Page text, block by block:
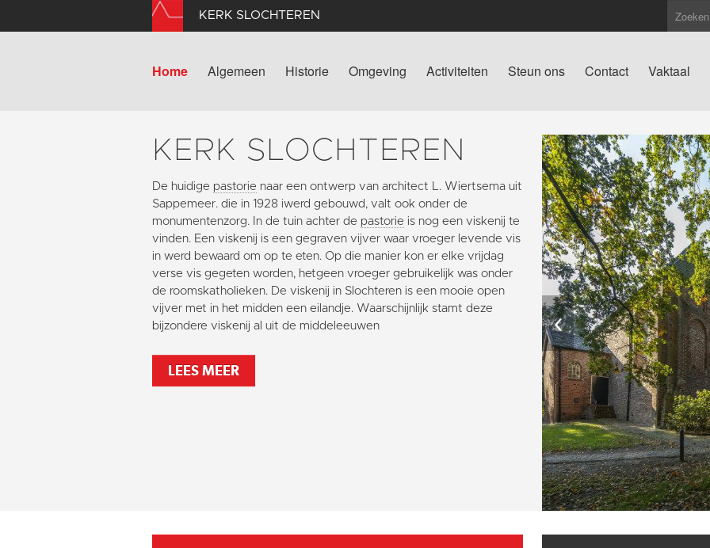
KERK SLOCHTEREN
Home Algemeen Historie Omgeving Activiteiten Steun ons Contact Vaktaal
KERK SLOCHTEREN
De huidige pastorie naar een ontwerp van architect L. Wiertsema uit
Sappemeer. die in 1928 iwerd gebouwd, valt ook onder de
monumentenzorg. In de tuin achter de pastorie is nog een viskenij te
vinden. Een viskenij is een gegraven vijver waar vroeger levende vis
in werd bewaard om op te eten. Op die manier kon er elke vrijdag
verse vis gegeten worden, hetgeen vroeger gebruikelijk was onder
de roomskatholieken. De viskenij in Slochteren is een mooie open
vijver met in het midden een eilandje. Waarschijnlijk stamt deze
bijzondere viskenij al uit de middeleeuwen
LEES MEER
‹